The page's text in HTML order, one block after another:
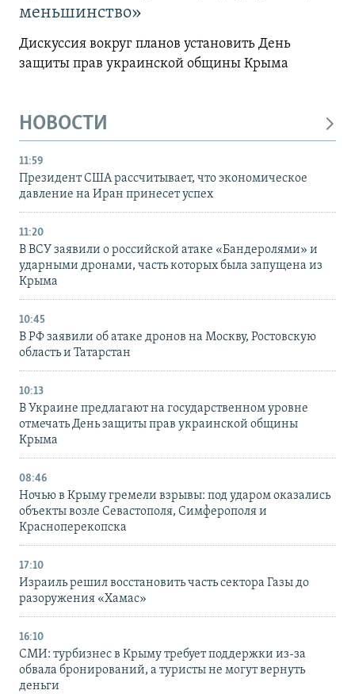
меньшинство»
Дискуссия вокруг планов установить День
защиты прав украинской общины Крыма
НОВОСТИ
11:59
Президент США рассчитывает, что экономическое
давление на Иран принесет успех
11:20
В ВСУ заявили о российской атаке «Бандеролями» и
ударными дронами, часть которых была запущена из
Крыма
10:45
В РФ заявили об атаке дронов на Москву, Ростовскую
область и Татарстан
10:13
В Украине предлагают на государственном уровне
отмечать День защиты прав украинской общины
Крыма
08:46
Ночью в Крыму гремели взрывы: под ударом оказались
объекты возле Севастополя, Симферополя и
Красноперекопска
17:10
Израиль решил восстановить часть сектора Газы до
разоружения «Хамас»
16:10
СМИ: турбизнес в Крыму требует поддержки из-за
обвала бронирований, а туристы не могут вернуть
деньги